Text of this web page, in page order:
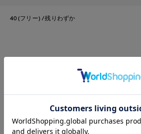
40(フリー) 残りわずか